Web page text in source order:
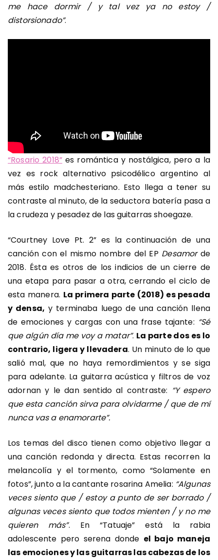
me hace dormir / y tal vez ya no estoy /
distorsionado”.
“Rosario 2018”es romántica y nostálgica, pero a la
vez es rock alternativo psicodélico argentino al
más estilo madchesteriano. Esto llega a tener su
contraste al minuto, de la seductora batería pasa a
la crudeza y pesadez de las guitarras shoegaze.
“Courtney Love Pt. 2” es la continuación de una
canción con el mismo nombre del EP Desamorde
2018. Ésta es otros de los indicios de un cierre de
una etapa para pasar a otra, cerrando el ciclo de
esta manera. La primera parte (2018) es pesada
y densa, y terminaba luego de una canción llena
de emociones y cargas con una frase tajante: “Sé
que algún día me voy a matar”. La parte dos es lo
contrario, ligera y llevadera. Un minuto de lo que
salió mal, que no haya remordimientos y se siga
para adelante. La guitarra acústica y filtros de voz
adornan y le dan sentido al contraste: “Y espero
que esta canción sirva para olvidarme / que de mí
nunca vas a enamorarte”.
Los temas del disco tienen como objetivo llegar a
una canción redonda y directa. Estas recorren la
melancolía y el tormento, como “Solamente en
fotos”, junto a la cantante rosarina Amelia: “Algunas
veces siento que / estoy a punto de ser borrado /
algunas veces siento que todos mienten / y no me
quieren más”. En “Tatuaje” está la rabia
adolescente pero serena donde el bajo maneja
las emociones y las guitarras las cabezas de los